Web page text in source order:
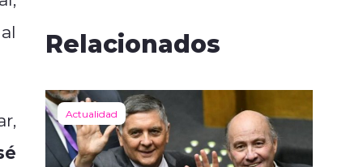
Relacionados
Actualidad